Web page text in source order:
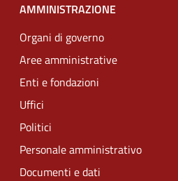
AMMINISTRAZIONE
Organi di governo
Aree amministrative
Enti e fondazioni
Uffici
Politici
Personale amministrativo
Documenti e dati